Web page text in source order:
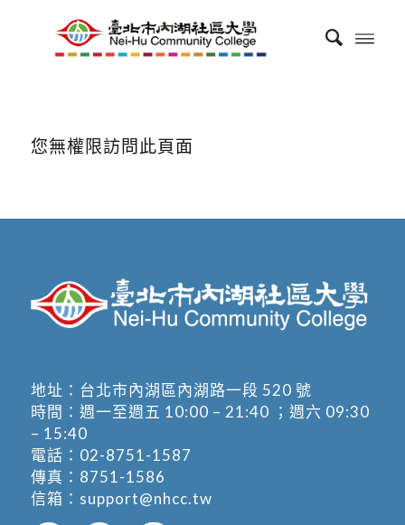
您無權限訪問此頁面
地址： 台北市內湖區內湖路一段 520 號
時間：週一至週五 10:00 – 21:40 ；週六 09:30
– 15:40
電話： 02-8751-1587
傳真：8751-1586
信箱： support@nhcc.tw